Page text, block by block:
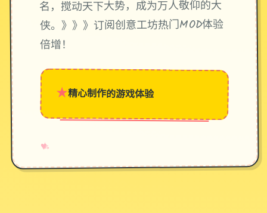
名，搅动天下大势，成为万人敬仰的大
侠。》》》订阅创意工坊热门MOD体验
倍增！
★精心制作的游戏体验
♥
✧
→